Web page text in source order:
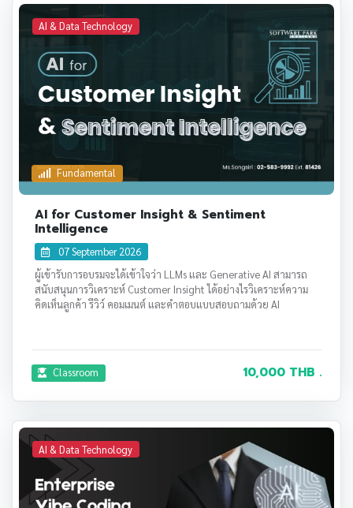
AI & Data Technology
Fundamental
AI for Customer Insight & Sentiment
Intelligence
07 September 2026
ผู้เข้ารับการอบรมจะได้เข้าใจว่า LLMs และ Generative AI สามารถ
สนับสนุนการวิเคราะห์ Customer Insight ได้อย่างไรวิเคราะห์ความ
คิดเห็นลูกค้า รีวิว์ คอมเมนต์ และคำตอบแบบสอบถามด้วย AI
Classroom 10,000 THB .
AI & Data Technology